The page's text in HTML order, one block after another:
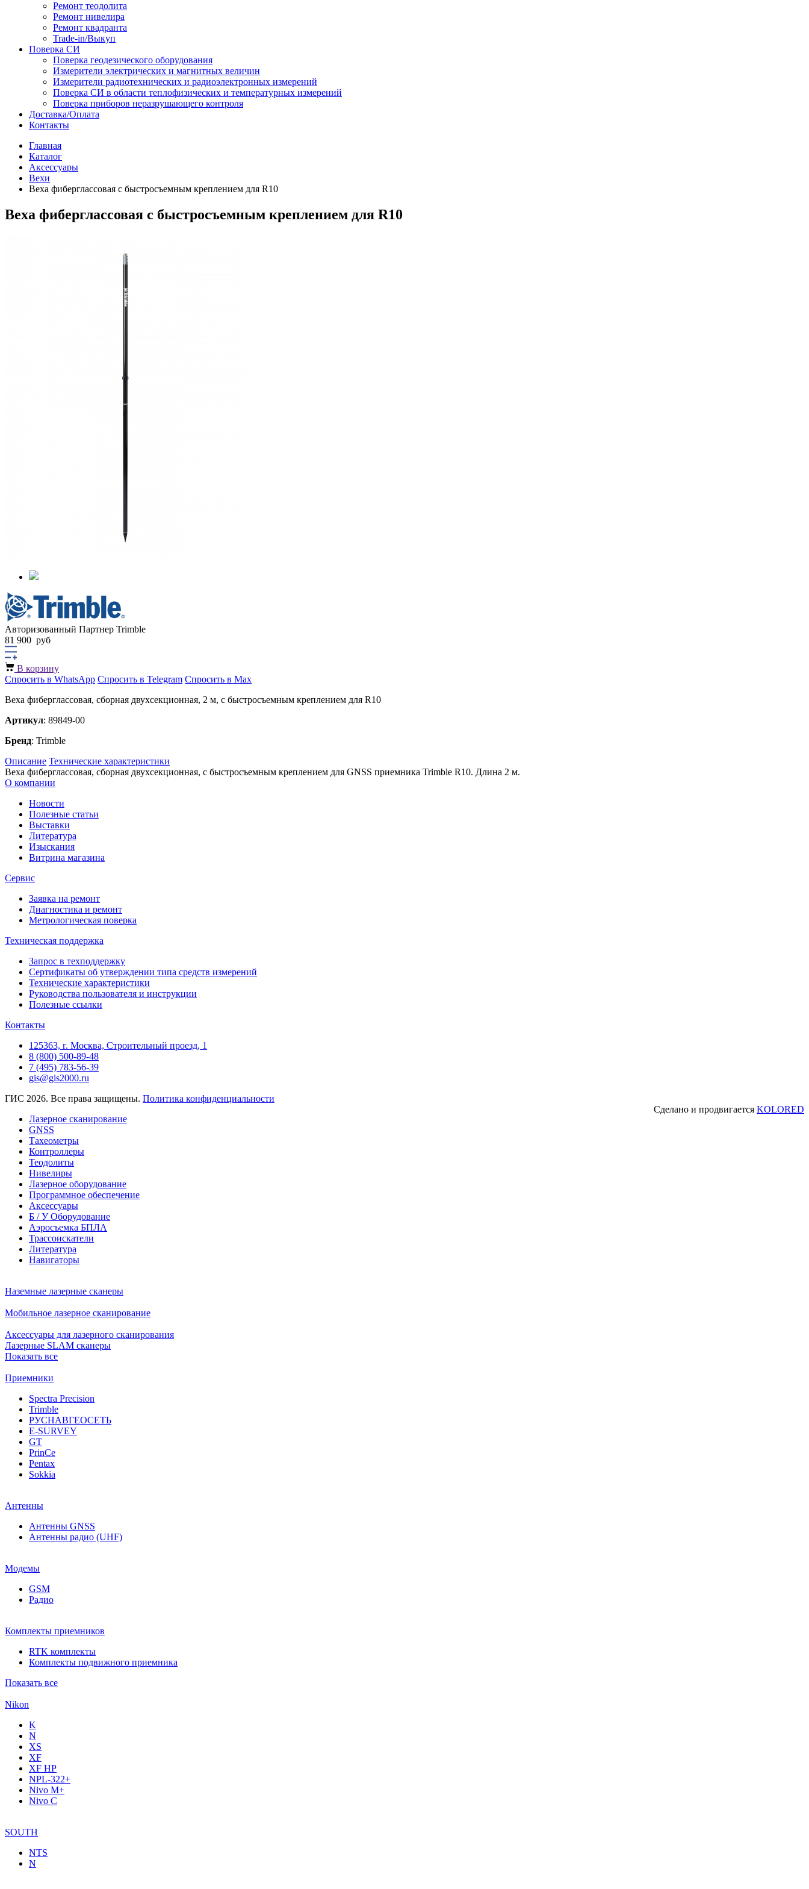
Ремонт теодолита
Ремонт нивелира
Ремонт квадранта
Trade-in/Выкуп
Поверка СИ
Поверка геодезического оборудования
Измерители электрических и магнитных величин
Измерители радиотехнических и радиоэлектронных измерений
Поверка СИ в области теплофизических и температурных измерений
Поверка приборов неразрушающего контроля
Доставка/Оплата
Контакты
Главная
Каталог
Аксессуары
Вехи
Веха фиберглассовая с быстросъемным креплением для R10
Веха фиберглассовая с быстросъемным креплением для R10
Авторизованный Партнер Trimble
81 900 руб
В корзину
Спросить в WhatsApp Спросить в Telegram Спросить в Max
Веха фиберглассовая, сборная двухсекционная, 2 м, с быстросъемным креплением для R10
Артикул: 89849-00
Бренд: Trimble
Описание Технические характеристики
Веха фиберглассовая, сборная двухсекционная, с быстросъемным креплением для GNSS приемника Trimble R10. Длина 2 м.
О компании
Новости
Полезные статьи
Выставки
Литература
Изыскания
Витрина магазина
Сервис
Заявка на ремонт
Диагностика и ремонт
Метрологическая поверка
Техническая поддержка
Запрос в техподдержку
Сертификаты об утверждении типа средств измерений
Технические характеристики
Руководства пользователя и инструкции
Полезные ссылки
Контакты
125363, г. Москва, Строительный проезд, 1
8 (800) 500-89-48
7 (495) 783-56-39
gis@gis2000.ru
ГИС 2026. Все права защищены. Политика конфиденциальности
Сделано и продвигается KOLORED
Лазерное сканирование
GNSS
Тахеометры
Контроллеры
Теодолиты
Нивелиры
Лазерное оборудование
Программное обеспечение
Аксессуары
Б / У Оборудование
Аэросъемка БПЛА
Трассоискатели
Литература
Навигаторы
Наземные лазерные сканеры
Мобильное лазерное сканирование
Аксессуары для лазерного сканирования
Лазерные SLAM сканеры
Показать все
Приемники
Spectra Precision
Trimble
РУСНАВГЕОСЕТЬ
E-SURVEY
GT
PrinCe
Pentax
Sokkia
Антенны
Антенны GNSS
Антенны радио (UHF)
Модемы
GSM
Радио
Комплекты приемников
RTK комплекты
Комплекты подвижного приемника
Показать все
Nikon
K
N
XS
XF
XF НР
NPL-322+
Nivo M+
Nivo C
SOUTH
NTS
N